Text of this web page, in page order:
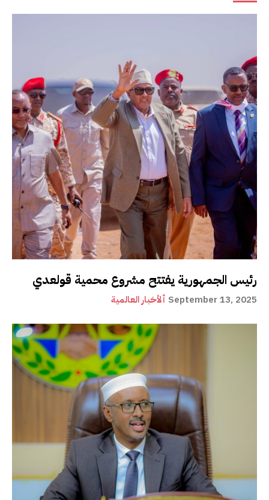
رئيس الجمهورية يفتتح مشروع محمية قولعدي
ألأخبار العالمية September 13, 2025